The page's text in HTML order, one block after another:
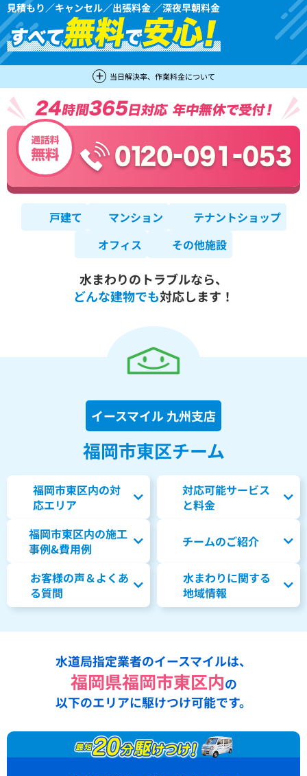
見積もり／キャンセル／出張料金 ／深夜早朝料金
当日解決率、作業料金について
戸建て マンション
テナントショップ
オフィス
その他施設
水まわりのトラブルなら、
どんな建物でも対応します！
イースマイル 九州支店
福岡市東区チーム
福岡市東区内の対
応エリア
対応可能サービス
と料金
福岡市東区内の施工
事例&費用例
チームのご紹介
お客様の声＆よくあ
る質問
水まわりに関する
地域情報
水道局指定業者のイースマイルは、
福岡県福岡市東区内の
以下のエリアに駆けつけ可能です。